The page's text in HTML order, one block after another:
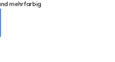
mehrfarbig